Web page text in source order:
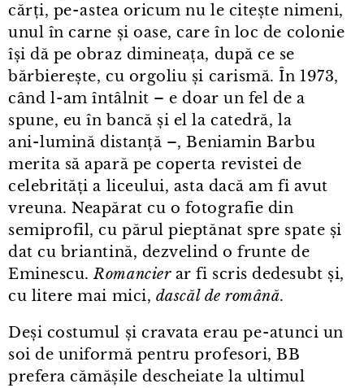
cărți, pe⁠-⁠astea oricum nu le citește nimeni,
unul în carne și oase, care în loc de colonie
își dă pe obraz dimineața, după ce se
bărbierește, cu orgoliu și carismă. În 1973,
când l⁠-⁠am întâlnit – e doar un fel de a
spune, eu în bancă și el la catedră, la
ani⁠-⁠lumină distanță –, Beniamin Barbu
merita să apară pe coperta revistei de
celebrități a liceului, asta dacă am fi avut
vreuna. Neapărat cu o fotografie din
semiprofil, cu părul pieptănat spre spate și
dat cu briantină, dezvelind o frunte de
Eminescu.Romancierar fi scris dedesubt și,
cu litere mai mici, dascăl de română.
Deși costumul și cravata erau pe⁠-⁠atunci un
soi de uniformă pentru profesori, BB
prefera cămășile descheiate la ultimul